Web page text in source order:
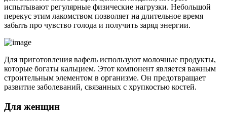
испытывают регулярные физические нагрузки. Небольшой
перекус этим лакомством позволяет на длительное время
забыть про чувство голода и получить заряд энергии.
Для приготовления вафель используют молочные продукты,
которые богаты кальцием. Этот компонент является важным
строительным элементом в организме. Он предотвращает
развитие заболеваний, связанных с хрупкостью костей.
Для женщин